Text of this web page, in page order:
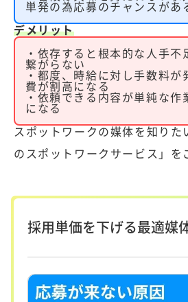
単発の為応募のチャンスがあ
デメリット
・依存すると根本的な人手不
繋がらない
・都度、時給に対し手数料が
費が割高になる
・依頼できる内容が単純な作
になる
スポットワークの媒体を知りた
のスポットワークサービス」 を
採用単価を下げる最適媒